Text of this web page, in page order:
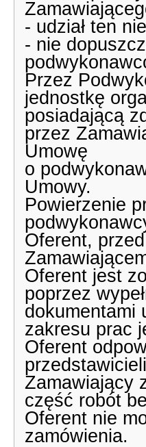
- udział ten
- nie
Przez
jednostkę
posiadającą
przez
Umowę
o
Umowy.
Powierzenie
Oferent,
Oferent jest
poprzez
dokumentami
zakresu prac
Oferent
Zamawiający
część robót
Oferent nie
zamówienia.